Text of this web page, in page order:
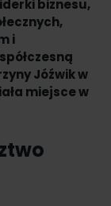
biznesu,
i
Jóźwik w
miejsce w